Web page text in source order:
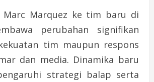
Marc Marquez ke tim baru di
perubahan signifikan
tim maupun respons
dan media. Dinamika baru
strategi balap serta